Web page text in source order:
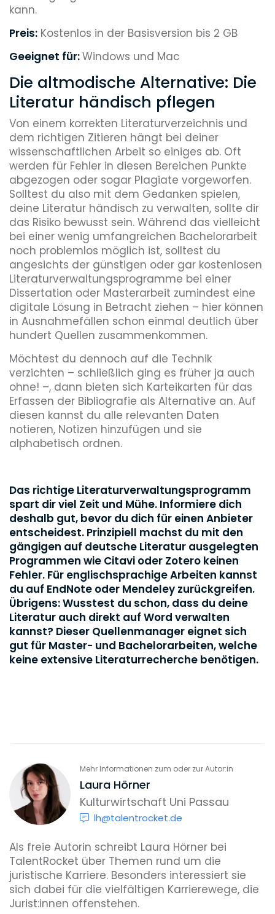
kann.
Preis: Kostenlos in der Basisversion bis 2 GB
Geeignet für:Windows und Mac
Die altmodische Alternative: Die
Literatur händisch pflegen
Von einem korrekten Literaturverzeichnis und
dem richtigen Zitieren hängt bei deiner
wissenschaftlichen Arbeit so einiges ab. Oft
werden für Fehler in diesen Bereichen Punkte
abgezogen oder sogar Plagiate vorgeworfen.
Solltest du also mit dem Gedanken spielen,
deine Literatur händisch zu verwalten, sollte dir
das Risiko bewusst sein. Während das vielleicht
bei einer wenig umfangreichen Bachelorarbeit
noch problemlos möglich ist, solltest du
angesichts der günstigen oder gar kostenlosen
Literaturverwaltungsprogramme bei einer
Dissertation oder Masterarbeit zumindest eine
digitale Lösung in Betracht ziehen – hier können
in Ausnahmefällen schon einmal deutlich über
hundert Quellen zusammenkommen.
Möchtest du dennoch auf die Technik
verzichten – schließlich ging es früher ja auch
ohne! –, dann bieten sich Karteikarten für das
Erfassen der Bibliografie als Alternative an. Auf
diesen kannst du alle relevanten Daten
notieren, Notizen hinzufügen und sie
alphabetisch ordnen.
Das richtige Literaturverwaltungsprogramm
spart dir viel Zeit und Mühe. Informiere dich
deshalb gut, bevor du dich für einen Anbieter
entscheidest. Prinzipiell machst du mit den
gängigen auf deutsche Literatur ausgelegten
Programmen wie Citavi oder Zotero keinen
Fehler. Für englischsprachige Arbeiten kannst
du auf EndNote oder Mendeley zurückgreifen.
Übrigens: Wusstest du schon, dass du deine
Literatur auch direkt auf Word verwalten
kannst? Dieser Quellenmanager eignet sich
gut für Master- und Bachelorarbeiten, welche
keine extensive Literaturrecherche benötigen.
Mehr Informationen zum oder zur Autor:in
Laura Hörner
Kulturwirtschaft Uni Passau
lh@talentrocket.de
Als freie Autorin schreibt Laura Hörner bei
TalentRocket über Themen rund um die
juristische Karriere. Besonders interessiert sie
sich dabei für die vielfältigen Karrierewege, die
Jurist:innen offenstehen.